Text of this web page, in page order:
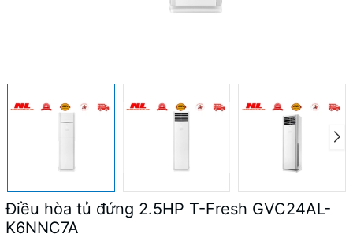
Điều hòa tủ đứng 2.5HP T-Fresh GVC24AL-
K6NNC7A